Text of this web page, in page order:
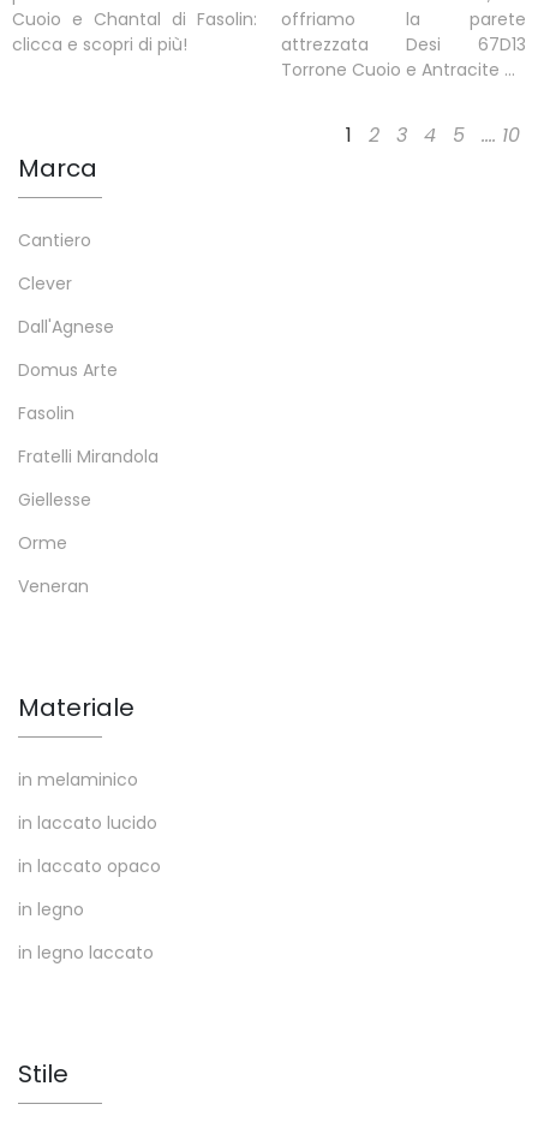
Cuoio e Chantal di Fasolin:
clicca e scopri di più!
offriamo la parete
attrezzata Desi 67D13
Torrone Cuoio e Antracite ...
1 2 3 4 5 .... 10
Marca
Cantiero
Clever
Dall'Agnese
Domus Arte
Fasolin
Fratelli Mirandola
Giellesse
Orme
Veneran
Materiale
in melaminico
in laccato lucido
in laccato opaco
in legno
in legno laccato
Stile